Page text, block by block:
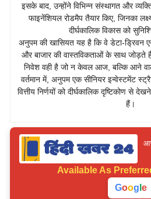
इसके बाद, उन्होंने विभिन्न संस्थागत और
फाइनेंशियल रोडमैप तैयार किए, जिनका
दीर्घकालिक विकास को
अनुपम की खासियत यह है कि वे डेटा-ड्रिवन
और बाजार की वास्तविकताओं के साथ जोड़ते
निवेश वही है जो न केवल आज, बल्कि आने वाले
वर्तमान में, अनुपम एक सीनियर इन्वेस्टमेंट
वित्तीय निर्णयों को दीर्घकालिक दृष्टिकोण से
हैं।
Available As
Goog e